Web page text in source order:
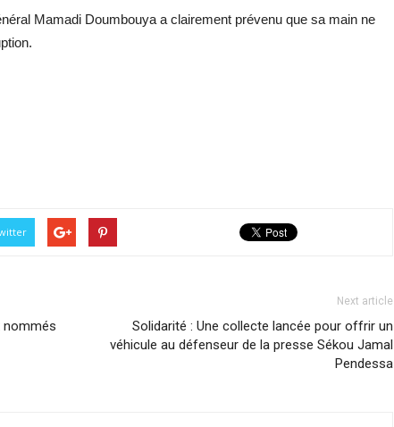
Mamadi Doumbouya a clairement prévenu que sa main ne
nommés
Next article
Solidarité : Une collecte lancée pour offrir un
véhicule au défenseur de la presse Sékou Jamal
Pendessa